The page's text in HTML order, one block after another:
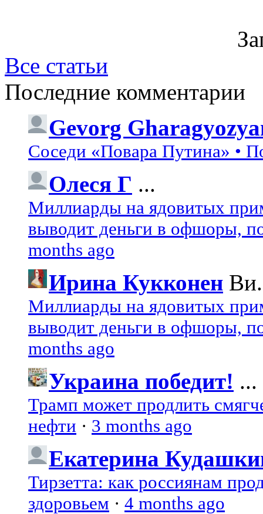
Все статьи
Последние комментарии
Gevorg
Соседи «Повара Путина» •
Олеся Г ...
Миллиарды на ядовитых
выводит деньги в офшоры,
months ago
Ирина Кукконен
Миллиарды на ядовитых
выводит деньги в офшоры,
months ago
Украина победит! ...
Трамп может продлить
нефти · 3 months ago
Екатерина
Тирзетта: как россиянам
здоровьем · 4 months ago